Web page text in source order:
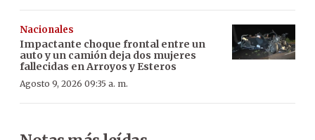
Nacionales
Impactante choque frontal entre un
auto y un camión deja dos mujeres
fallecidas en Arroyos y Esteros
Agosto 9, 2026 09:35 a. m.